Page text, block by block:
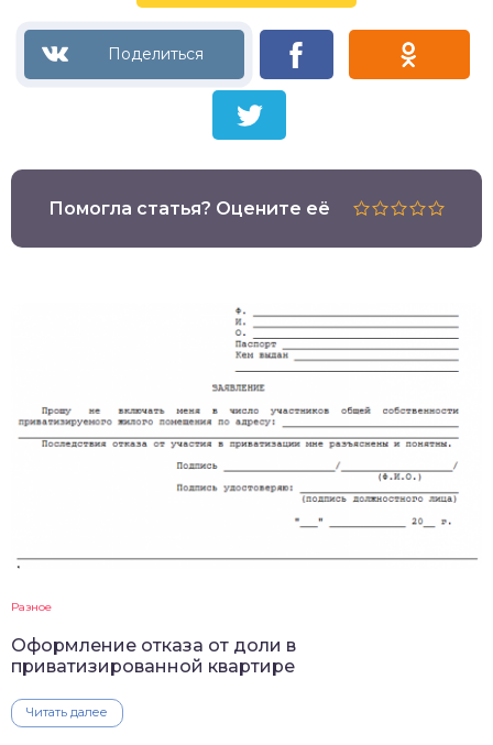
Помогла статья? Оцените её
Разное
Оформление отказа от доли в
приватизированной квартире
Читать далее